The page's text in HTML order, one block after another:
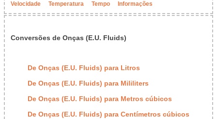
Velocidade Temperatura Tempo Informações
Conversões de Onças (E.U. Fluids)
De Onças (E.U. Fluids) para Litros
De Onças (E.U. Fluids) para Mililiters
De Onças (E.U. Fluids) para Metros cúbicos
De Onças (E.U. Fluids) para Centímetros cúbicos